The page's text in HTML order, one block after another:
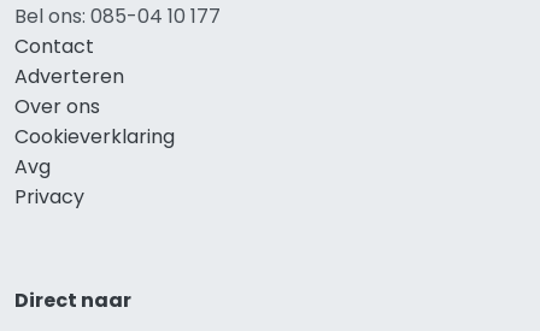
Bel ons: 085-04 10 177
Contact
Adverteren
Over ons
Cookieverklaring
Avg
Privacy
Direct naar